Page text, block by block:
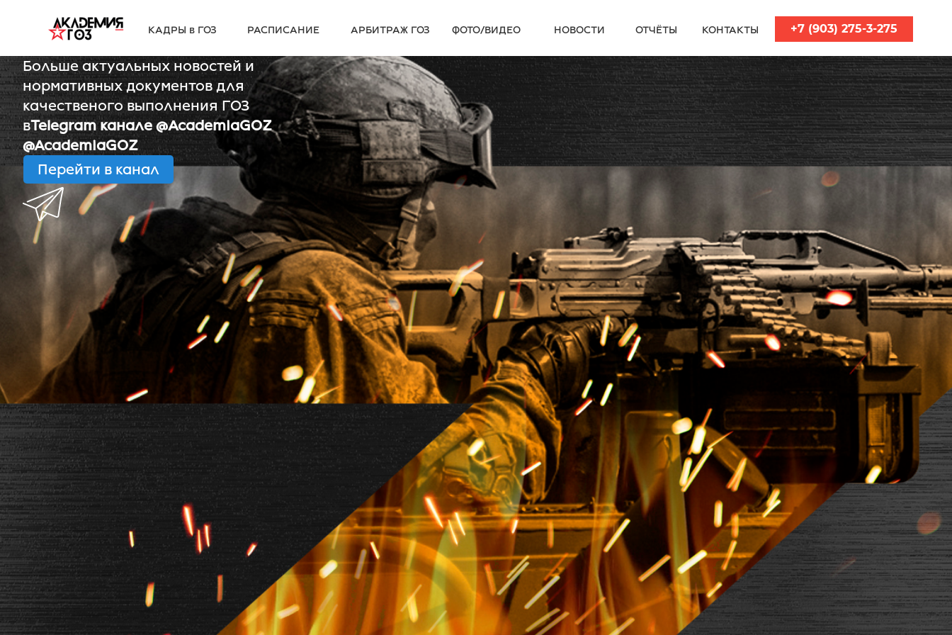
КАДРЫ в ГОЗ РАСПИСАНИЕ АРБИТРАЖ ГОЗ ФОТО/ВИДЕО НОВОСТИ ОТЧЁТЫ КОНТАКТЫ +7 (903) 275-3-275
Больше актуальных новостей и
нормативных документов для
качественого выполнения ГОЗ
вTelegram канале @AcademiaGOZ
@AcademiaGOZ
Перейти в канал